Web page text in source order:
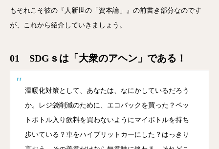
もそれこそ彼の『人新世の「資本論」』の前書き部分なのです
が、これから紹介していきましょう。
01 SDGｓは「大衆のアヘン」である！
温暖化対策として、あなたは、なにかしているだろう
か。レジ袋削減のために、エコバックを買った？ペッ
トボトル入り飲料を買わないようにマイボトルを持ち
歩いている？車をハイブリットカーにした？はっきり